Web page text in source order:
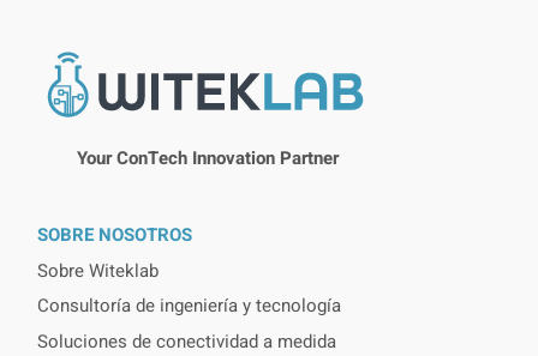
Your ConTech Innovation Partner
SOBRE NOSOTROS
Sobre Witeklab
Consultoría de ingeniería y tecnología
Soluciones de conectividad a medida